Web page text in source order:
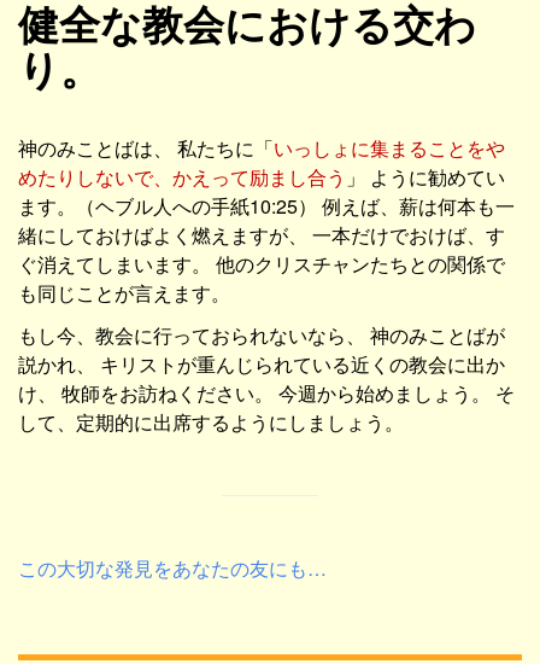
健全な教会における交わ
り。
神のみことばは、 私たちに「いっしょに集まることをや
めたりしないで、かえって励まし合う 」 ように勧めてい
ます。（ヘブル人への手紙10:25） 例えば、薪は何本も一
緒にしておけばよく燃えますが、 一本だけでおけば、す
ぐ消えてしまいます。 他のクリスチャンたちとの関係で
も同じことが言えます。
もし今、教会に行っておられないなら、 神のみことばが
説かれ、 キリストが重んじられている近くの教会に出か
け、 牧師をお訪ねください。 今週から始めましょう。 そ
して、定期的に出席するようにしましょう。
この大切な発見をあなたの友にも…